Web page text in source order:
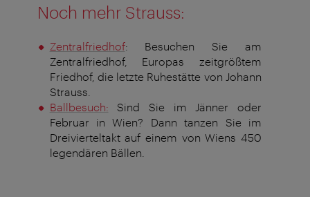
Noch mehr Strauss:
Zentralfriedhof: Besuchen Sie am
Zentralfriedhof, Europas zeitgrößtem
Friedhof, die letzte Ruhestätte von Johann
Strauss.
Ballbesuch: Sind Sie im Jänner oder
Februar in Wien? Dann tanzen Sie im
Dreivierteltakt auf einem von Wiens 450
legendären Bällen.